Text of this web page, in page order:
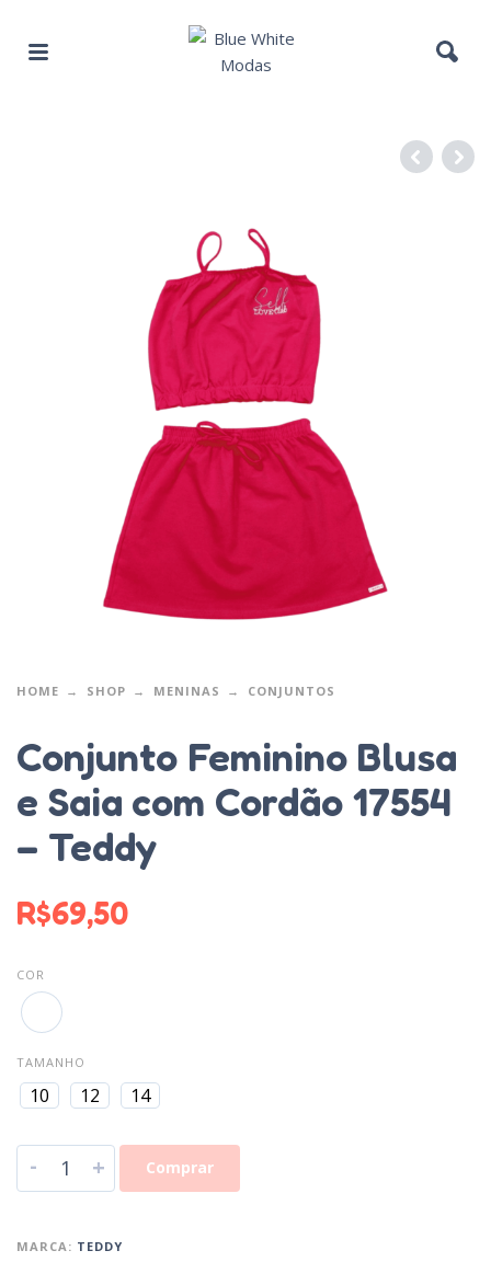
HOME SHOP MENINAS CONJUNTOS
Conjunto Feminino Blusa
e Saia com Cordão 17554
– Teddy
R$69,50
COR
TAMANHO
10 12 14
- + Comprar
MARCA: TEDDY